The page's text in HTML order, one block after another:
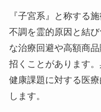
『子宮系』と称する
不調を霊的原因と結
な治療回避や高額商
招くことがあります
健康課題に対する医
します。